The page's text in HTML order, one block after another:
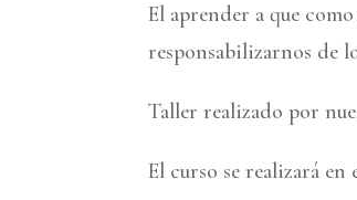
El aprender a que
responsabilizarnos de
Taller realizado por
El curso se realizará